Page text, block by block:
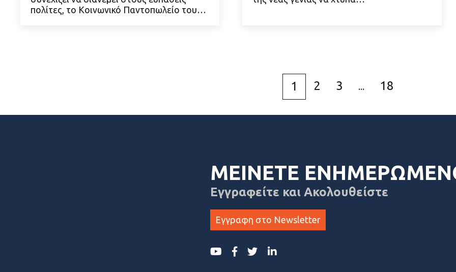
ΔΙΑΒΑΣΤΕ ΠΕΡΙΣΣΟΤΕΡΑ
πολίτες, το Κοινωνικό Παντοπωλείο του…
ΔΙΑΒΑΣΤΕ ΠΕΡΙΣΣΟΤΕΡΑ
1 2 3 ... 18
ΜΕΙΝΕΤΕ
Εγγραφείτε και Ακολουθείστε
Εγγραφη στο Newsletter